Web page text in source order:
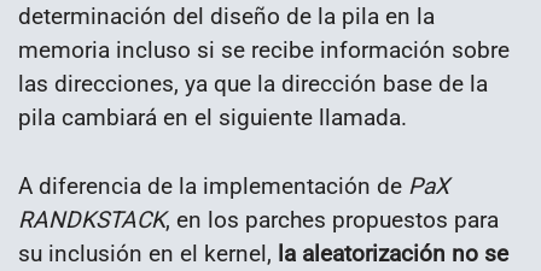
determinación del diseño de la pila en la
memoria incluso si se recibe información sobre
las direcciones, ya que la dirección base de la
pila cambiará en el siguiente llamada.
A diferencia de la implementación de PaX
RANDKSTACK, en los parches propuestos para
su inclusión en el kernel, la aleatorización no se